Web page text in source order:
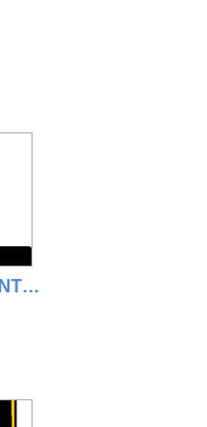
"GEOMETRÍA EN MOVIMIENTO: DIBUJAR COMO MARUJA MALLO CON MAQUEEN"